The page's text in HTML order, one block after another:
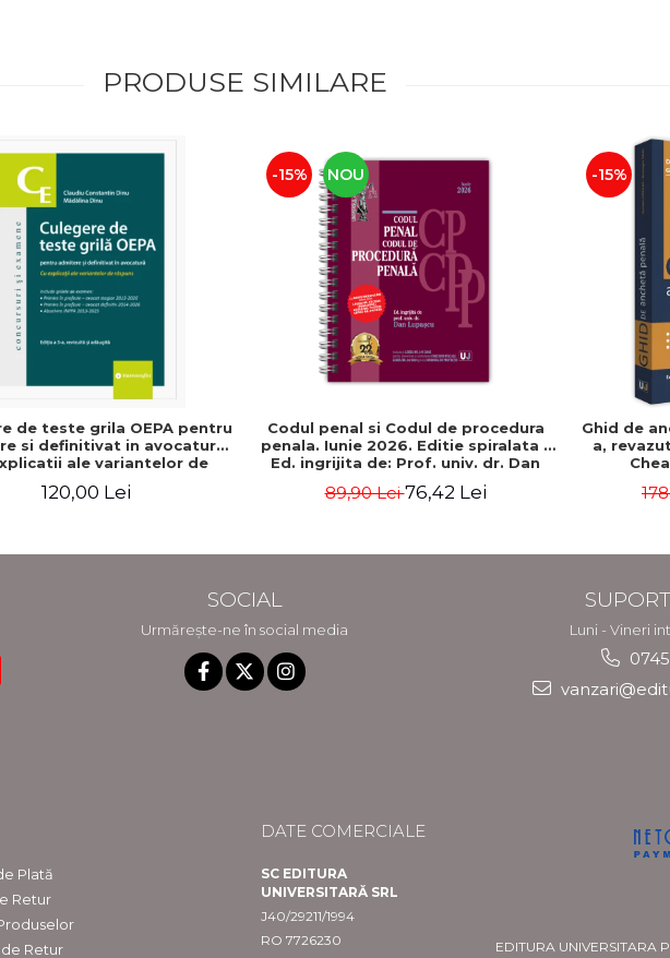
PRODUSE SIMILARE
de teste grila OEPA pentru
si definitivat in avocatura.
ale variantelor de
Editia a III-a, revizuita si
- Claudiu Constantin Dinu,
120,00 Lei
-15% NOU
Codul penal si Codul de procedura
penala. Iunie 2026. Editie spiralata -
Ed. ingrijita de: Prof. univ. dr. Dan
89,90 Lei76,42 Lei
-15%
Ghid de
a,
SOCIAL
Urmărește-ne în social media Luni - Vineri
Plată
Retur
Retur
DATE COMERCIALE
SC EDITURA
UNIVERSITARĂ SRL
J40/29211/1994
RO 7726230
EDITURA UNIVERSITARA